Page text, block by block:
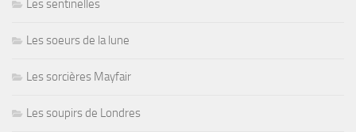
Les sentinelles
Les soeurs de la lune
Les sorcières Mayfair
Les soupirs de Londres